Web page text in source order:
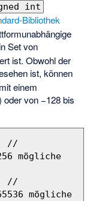
int
Bibliothek
Set von
ist. Obwohl der
ist, können
einem
oder von −128 bis
//
mögliche
//
mögliche